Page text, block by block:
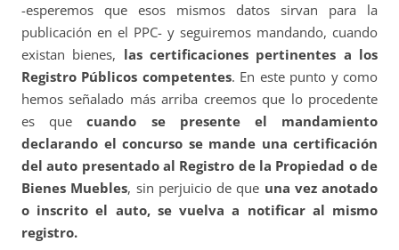
-esperemos que esos mismos datos sirvan para la
publicación en el PPC- y seguiremos mandando, cuando
existan bienes, las certificaciones pertinentes a los
Registro Públicos competentes. En este punto y como
hemos señalado más arriba creemos que lo procedente
es quecuando se presente el mandamiento
declarando el concurso se mande una certificación
del auto presentado al Registro de la Propiedad o de
Bienes Muebles, sin perjuicio de que una vez anotado
o inscrito el auto, se vuelva a notificar al mismo
registro.